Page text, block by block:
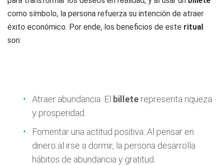
como símbolo, la persona refuerza su intención de atraer
éxito económico. Por ende, los beneficios de este ritual
son:
Atraer abundancia: El billete representa riqueza
y prosperidad.
Fomentar una actitud positiva: Al pensar en
dinero al irse a dormir, la persona desarrolla
hábitos de abundancia y gratitud.